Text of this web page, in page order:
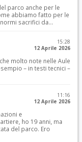
parco anche per le
abbiamo fatto per le
sacrifici da...
15:28
12 Aprile 2026
molto note nelle Aule
– in testi tecnici –
11:16
12 Aprile 2026
e
ho 19 anni, ma
del parco. Ero